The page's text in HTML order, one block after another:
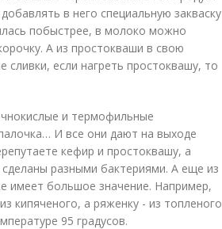
в него специальную закваску
побыстрее, в молоко можно
А из простокваши в свою
сливки, если нагреть простоквашу, то
и термофильные
И все они дают на выходе
кефир и простоквашу, а
разными бактериями. А еще из
имеет большое значение. Например,
кипяченого, а ряженку - из топленого
95 градусов.